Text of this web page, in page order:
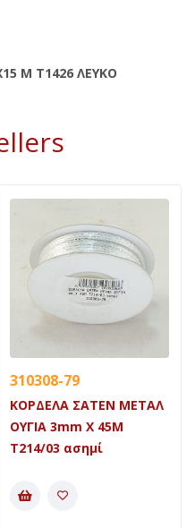
M Τ1426 ΛΕΥΚΟ
310308-79
ΚΟΡΔΕΛΑ ΣΑΤΕΝ ΜΕΤΑΛ
ΟΥΓΙΑ 3mm X 45Μ
Τ214/03 ασημί